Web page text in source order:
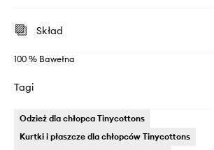
Skład
100 % Bawełna
Tagi
Odzież dla chłopca Tinycottons
Kurtki i płaszcze dla chłopców Tinycottons